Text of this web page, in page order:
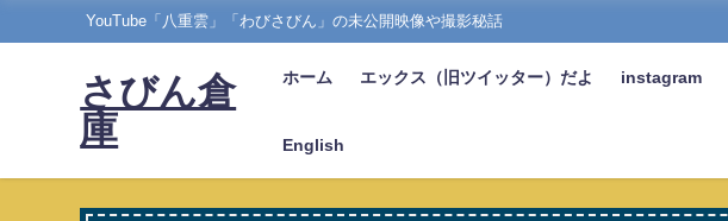
YouTube「八重雲」「わびさびん」の未公開映像や撮影秘話
さびん倉
庫
ホーム エックス（旧ツイッター）だよ instagram
English